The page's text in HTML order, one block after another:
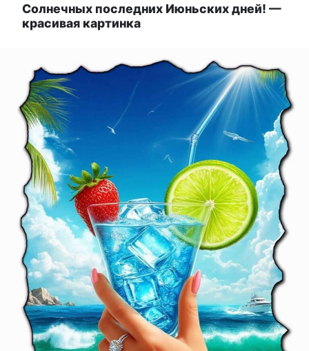
Солнечных последних Июньских дней! —
красивая картинка